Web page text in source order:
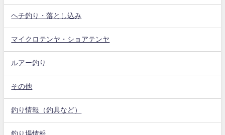
ヘチ釣り・落とし込み
マイクロテンヤ・ショアテンヤ
ルアー釣り
その他
釣り情報（釣具など）